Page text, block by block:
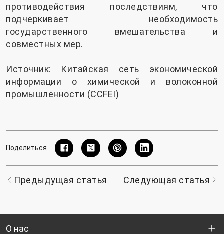
противодействия последствиям, что
подчеркивает необходимость
государственного вмешательства и
совместных мер.
Источник: Китайская сеть экономической
информации о химической и волоконной
промышленности (CCFEI)
Поделиться
Предыдущая статья Следующая статья
О нас